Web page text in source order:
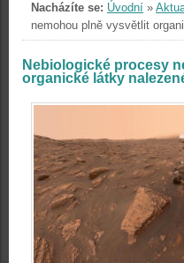
Nacházíte se: Úvodní »
nemohou plně vysvětlit
Nebiologické procesy
organické látky